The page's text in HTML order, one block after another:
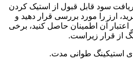
سود قابل قبول از استیک کردن
ارز را مورد بررسی قرار دهید و
اعتبار آن اطمینان حاصل کنید، برخی
از قرار زیراست.
استیکینگ طوانی مدت.